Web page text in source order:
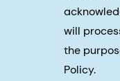
will
the
Policy.